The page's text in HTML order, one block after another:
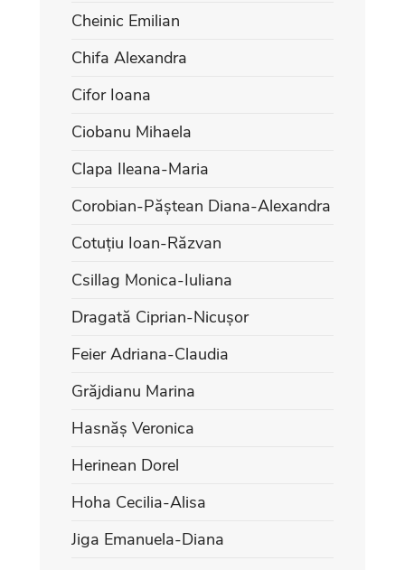
Cheinic Emilian
Chifa Alexandra
Cifor Ioana
Ciobanu Mihaela
Clapa Ileana-Maria
Corobian-Păștean Diana-Alexandra
Cotuțiu Ioan-Răzvan
Csillag Monica-Iuliana
Dragată Ciprian-Nicușor
Feier Adriana-Claudia
Grăjdianu Marina
Hasnăș Veronica
Herinean Dorel
Hoha Cecilia-Alisa
Jiga Emanuela-Diana